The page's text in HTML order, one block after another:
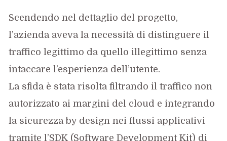
Scendendo nel dettaglio del progetto,
l’azienda aveva la necessità di distinguere il
traffico legittimo da quello illegittimo senza
intaccare l’esperienza dell’utente.
La sfida è stata risolta filtrando il traffico non
autorizzato ai margini del cloud e integrando
la sicurezza by design nei flussi applicativi
tramite l’SDK (Software Development Kit) di